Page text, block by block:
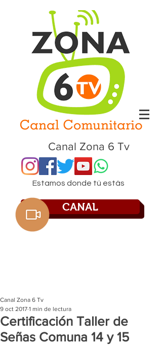
Canal Zona 6 Tv
Estamos donde tú estás
CANAL
Certificación Taller de
Señas Comuna 14 y 15
Canal Zona 6 Tv
9 oct 2017 1 min de lectura